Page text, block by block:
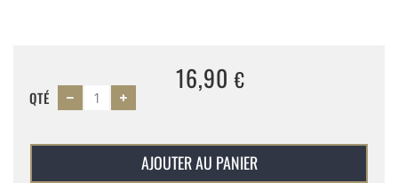
QTÉ
16,90€
AJOUTER AU PANIER